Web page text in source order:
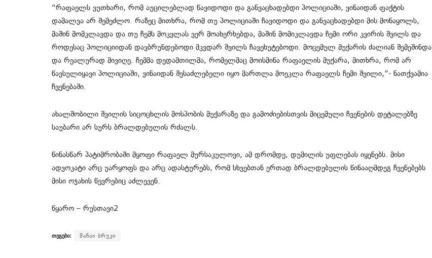
“რაფაელს ვუთხარი, რომ აუცილებლად წავიდოდი და განვაცხადებდი პოლიციაში, ვინაიდან ფაქტის
დამალვა არ შემეძლო. რაზეც მითხრა, რომ თუ პოლიციაში ჩავიდოდი და განვაცხადებდი მის მონაყოლს,
მაშინ მომკლავდა და თუ ჩემს მოკვლას ვერ მოახერხებდა, მაშინ მომიკლავდა ჩემი ორი კვირის შვილს და
როდესაც პოლიციიდან დავბრუნდებოდი მკვდარ შვილს ჩავეხუტებოდი. მოცემულ მუქარის ძალიან შემეშინდა
და რეალურად მივიღე. ჩემმა დედამთილმა, რომელმაც მოისმინა რაფაელის მუქარა, მითხრა, რომ არ
წავსულიყავი პოლიციაში, ვინაიდან შესაძლებელი იყო მართლა მოეკლა რაფაელს ჩემი შვილი,”- ნათქვამია
ჩვენებაში.
ახალშობილი შვილის სიცოცხლის მოსპობის მუქარაზე და გამოძიებისთვის მიცემული ჩვენების დეტალებზე
საუბარი არ სურს ბრალდებულის რძალს.
წინასწარ პატიმრობაში მყოფი რაფაელ მურსაკულოვი, ამ დრომდე, დუმილის უფლებას იყენებს. მისი
ადვოკატი არც უარყოფს და არც ადასტურებს, რომ სხვებთან ერთად ბრალდებულის წინააღმდეგ ჩვენებებს
მისი ოჯახის წევრებიც აძლევენ.
წყარო – რუსთავი2
თეგები: შანაი ბრუკი